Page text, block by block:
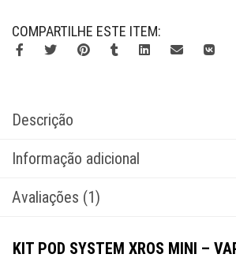
COMPARTILHE ESTE ITEM:
Descrição
Informação adicional
Avaliações (1)
KIT POD SYSTEM XROS MINI –